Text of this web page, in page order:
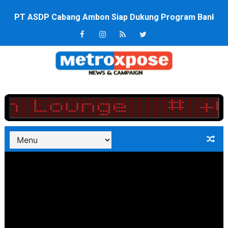
PT ASDP Cabang Ambon Siap Dukung Program Bank
Saadiah Uluputty Buka Pekan Olahraga HUT ke-81 RI
4 Dokter Asal Nias Barat Lulus PPDS di FK USU,
DPRD Kota Bekasi Minta Penanganan Pencemaran
Unggul 3 Gol Kesebelasan MKRE FC Raih Tiket
Jelang HUT RI ke 81Turnamen Olah Anak Muda Kota